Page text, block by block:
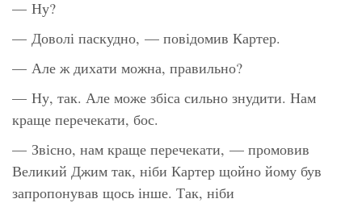
— Ну?
— Доволі паскудно, — повідомив Картер.
— Але ж дихати можна, правильно?
— Ну, так. Але може збіса сильно знудити. Нам
краще перечекати, бос.
— Звісно, нам краще перечекати, — промовив
Великий Джим так, ніби Картер щойно йому був
запропонував щось інше. Так, ніби